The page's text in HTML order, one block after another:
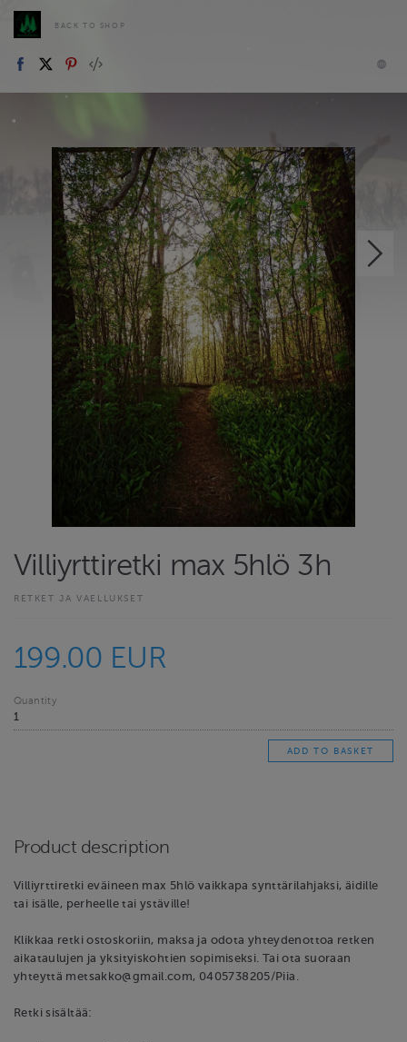
BACK TO SHOP
Villiyrttiretki max 5hlö 3h
RETKET JA VAELLUKSET
199.00 EUR
Quantity
Product description
Villiyrttiretki eväineen max 5hlö vaikkapa synttärilahjaksi, äidille
tai isälle, perheelle tai ystäville!
Klikkaa retki ostoskoriin, maksa ja odota yhteydenottoa retken
aikataulujen ja yksityiskohtien sopimiseksi. Tai ota suoraan
yhteyttä metsakko@gmail.com, 0405738205/Piia.
Retki sisältää: